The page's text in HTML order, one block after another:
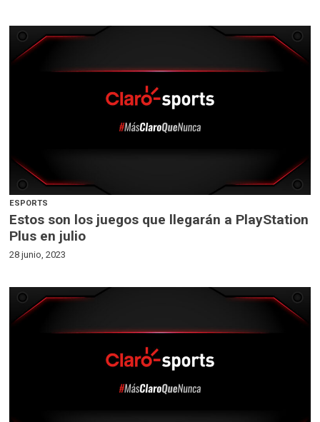
ESPORTS
Estos son los juegos que llegarán a PlayStation
Plus en julio
28 junio, 2023